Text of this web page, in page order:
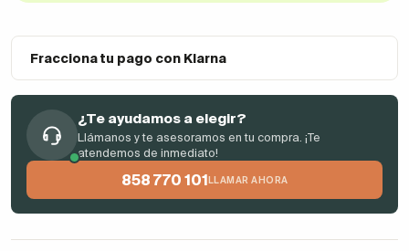
Fracciona tu pago con Klarna
¿Te ayudamos a elegir?
Llámanos y te asesoramos en tu compra. ¡Te
atendemos de inmediato!
858 770 101 LLAMAR AHORA